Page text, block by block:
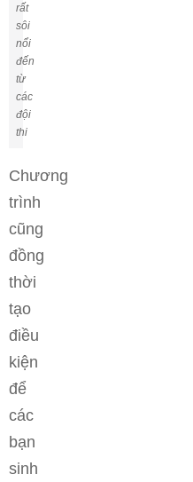
rất
sôi
nổi
đến
từ
các
đội
thi
Chương
trình
cũng
đồng
thời
tạo
điều
kiện
để
các
bạn
sinh